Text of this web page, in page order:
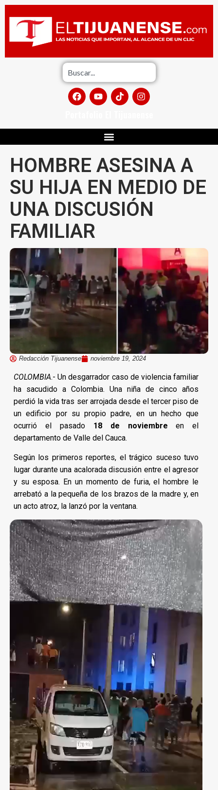
HOMBRE ASESINA A
SU HIJA EN MEDIO DE
UNA DISCUSIÓN
FAMILIAR
Redacción Tijuanense noviembre 19, 2024
COLOMBIA.- Un desgarrador caso de violencia familiar
ha sacudido a Colombia. Una niña de cinco años
perdió la vida tras ser arrojada desde el tercer piso de
un edificio por su propio padre, en un hecho que
ocurrió el pasado 18 de noviembre en el
departamento de Valle del Cauca.
Según los primeros reportes, el trágico suceso tuvo
lugar durante una acalorada discusión entre el agresor
y su esposa. En un momento de furia, el hombre le
arrebató a la pequeña de los brazos de la madre y, en
un acto atroz, la lanzó por la ventana.